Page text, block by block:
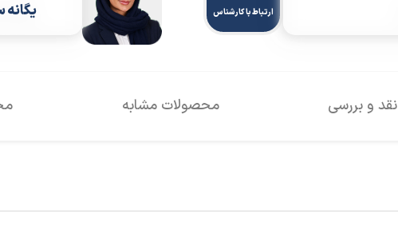
ارتباط با کارشناس یگانه
نقد و بررسی محصولات مشابه